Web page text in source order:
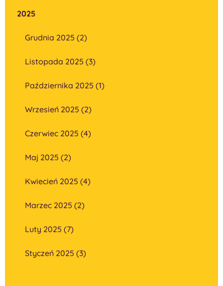
2025
Grudnia 2025 (2)
Listopada 2025 (3)
Października 2025 (1)
Wrzesień 2025 (2)
Czerwiec 2025 (4)
Maj 2025 (2)
Kwiecień 2025 (4)
Marzec 2025 (2)
Luty 2025 (7)
Styczeń 2025 (3)